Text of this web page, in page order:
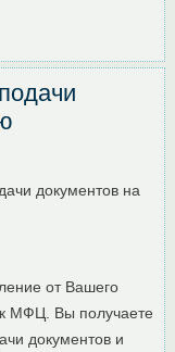
документов на
от Вашего
МФЦ. Вы получаете
документов и